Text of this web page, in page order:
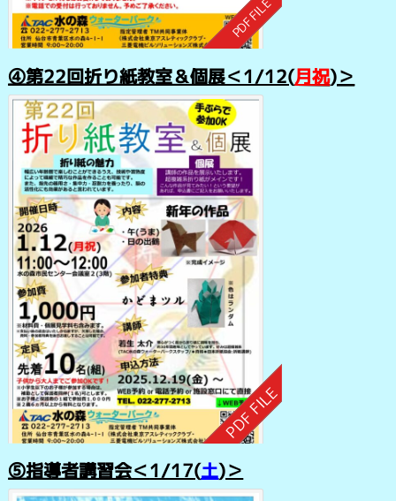
④第22回折り紙教室＆個展＜1/12(月祝)＞
⑤指導者講習会＜1/17(土)＞